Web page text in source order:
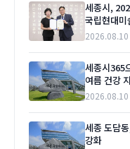
세종시,
국립현대미
2026.08.10
세종시365
여름 건강
2026.08.10
세종 도담
강화